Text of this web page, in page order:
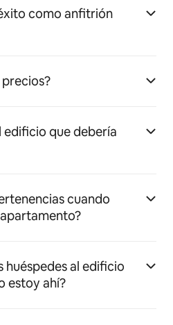
como anfitrión
edificio que debería
cuando
huéspedes al edificio
estoy ahí?